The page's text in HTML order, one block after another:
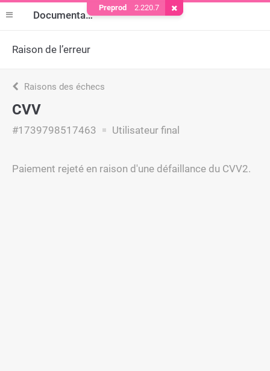
Documentation
Raison de l’erreur
Raisons des échecs
CVV
#1739798517463 Utilisateur final
Paiement rejeté en raison d'une défaillance du CVV2.
Preprod 2.220.7 Supprimer le cookie